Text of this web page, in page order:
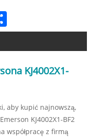
KJ4002X1-
aby kupić najnowszą,
KJ4002X1-BF2
współpracę z firmą